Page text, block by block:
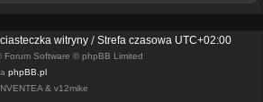
witryny Strefa czasowa UTC+02:00
Forum Software © phpBB Limited
phpBB.pl
& v12mike